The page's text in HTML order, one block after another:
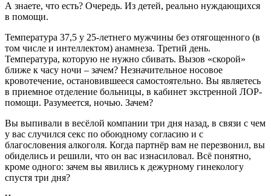
А знаете, что есть? Очередь. Из детей, реально нуждающихся
в помощи.
Температура 37,5 у 25-летнего мужчины без отягощенного (в
том числе и интеллектом) анамнеза. Третий день.
Температура, которую не нужно сбивать. Вызов «скорой»
ближе к часу ночи – зачем? Незначительное носовое
кровотечение, остановившееся самостоятельно. Вы являетесь
в приемное отделение больницы, в кабинет экстренной ЛОР-
помощи. Разумеется, ночью. Зачем?
Вы выпивали в весёлой компании три дня назад, в связи с чем
у вас случился секс по обоюдному согласию и с
благословения алкоголя. Когда партнёр вам не перезвонил, вы
обиделись и решили, что он вас изнасиловал. Всё понятно,
кроме одного: зачем вы явились к дежурному гинекологу
спустя три дня?